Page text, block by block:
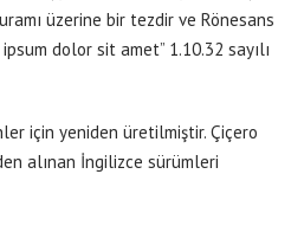
üzerine bir tezdir ve Rönesans
dolor sit amet” 1.10.32 sayılı
için yeniden üretilmiştir. Çiçero
alınan İngilizce sürümleri